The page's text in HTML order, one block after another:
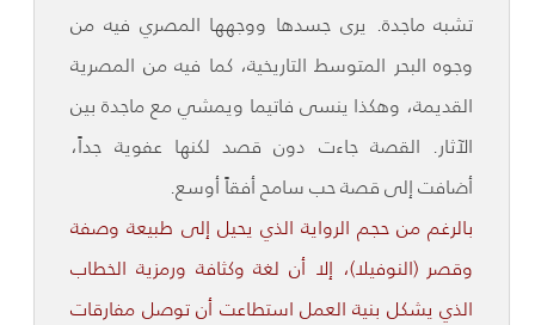
تشبه ماجدة. يرى جسدها ووجهها المصري فيه من
وجوه البحر المتوسط التاريخية، كما فيه من المصرية
القديمة، وهكذا ينسى فاتيما ويمشي مع ماجدة بين
الآثار. القصة جاءت دون قصد لكنها عفوية جداً،
أضافت إلى قصة حب سامح أفقاً أوسع.
بالرغم من حجم الرواية الذي يحيل إلى طبيعة وصفة
وقصر (النوفيلا)، إلا أن لغة وكثافة ورمزية الخطاب
الذي يشكل بنية العمل استطاعت أن توصل مفارقات